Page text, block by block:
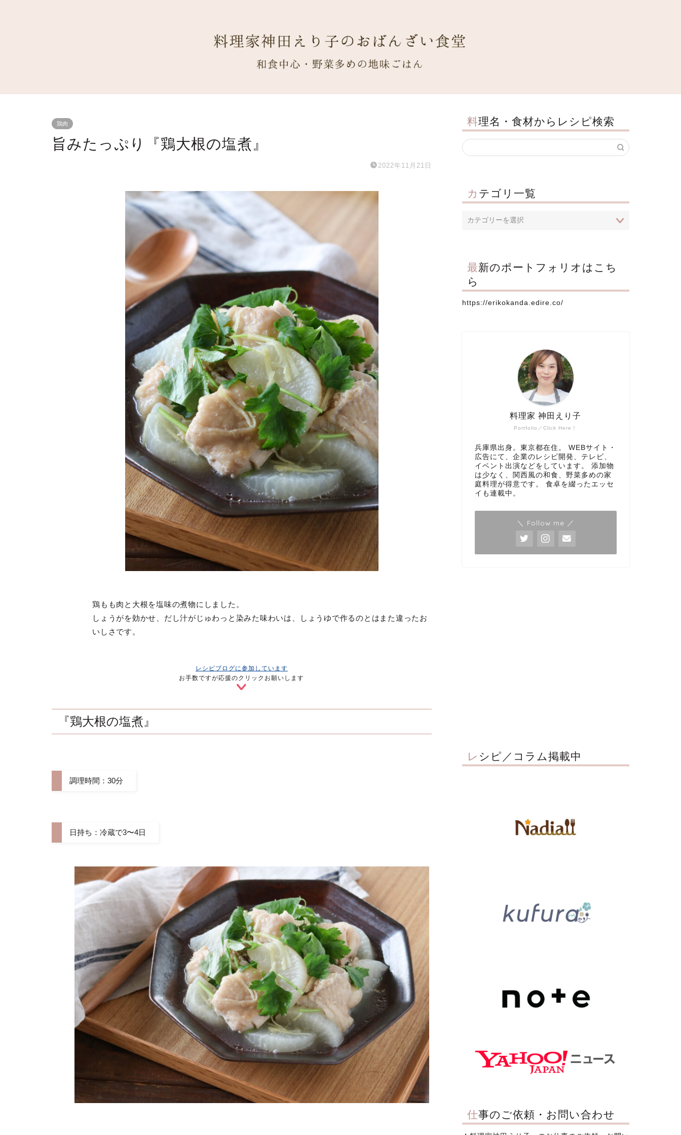
鶏肉
旨みたっぷり『鶏大根の塩煮』
2022年11月21日
鶏もも肉と大根を塩味の煮物にしました。
しょうがを効かせ、だし汁がじゅわっと染みた味わいは、しょうゆで作るのとはまた違ったお
いしさです。
レシピブログに参加しています
お手数ですが応援のクリックお願いします
『鶏大根の塩煮』
調理時間：30分
日持ち：冷蔵で3〜4日
料理名・食材からレシピ検索
カテゴリ一覧
最新のポートフォリオはこち
ら
https://erikokanda.edire.co/
Portfolio／Click Here！
料理家 神田えり子
兵庫県出身。東京都在住。 WEBサイト・
広告にて、企業のレシピ開発、テレビ、
イベント出演などをしています。 添加物
は少なく、関西風の和食、野菜多めの家
庭料理が得意です。 食卓を綴ったエッセ
イも連載中。
＼ Follow me ／
レシピ／コラム掲載中
仕事のご依頼・お問い合わせ